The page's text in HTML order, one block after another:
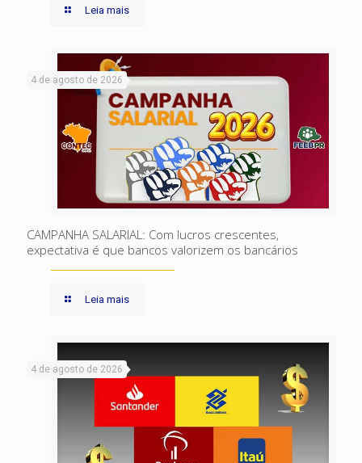
Leia mais
4 de agosto de 2026
CAMPANHA SALARIAL: Com lucros crescentes,
expectativa é que bancos valorizem os bancários
Leia mais
4 de agosto de 2026